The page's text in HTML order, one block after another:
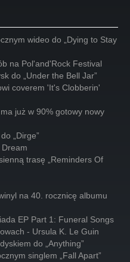
wideo do „Dying to Stay
na Pol'and'Rock Festival
do „Under the Bell Jar”
coverem 'It's Clobberin'
już w 90% gotowy nowy
„Dirge”
trasę „Reminders Of
na 40. rocznicę albumu
EP Part 1: Funeral Songs
- Ursula K. Le Guin
do „Anything”
singlem „Fall Apart”